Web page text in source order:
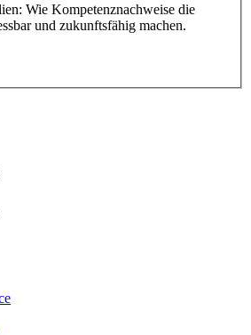
Wie Kompetenznachweise die
und zukunftsfähig machen.